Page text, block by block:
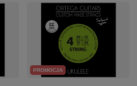
PROMOCJA